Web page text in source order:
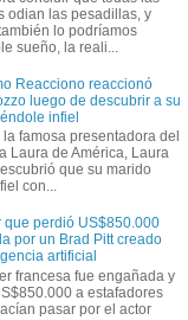
odian las pesadillas, y
lo podríamos
sueño, la reali...
Reacciono reaccionó
luego de descubrir a su
infiel
la famosa presentadora del
Laura de América, Laura
que su marido
con...
que perdió US$850.000
por un Brad Pitt creado
artificial
francesa fue engañada y
a estafadores
pasar por el actor